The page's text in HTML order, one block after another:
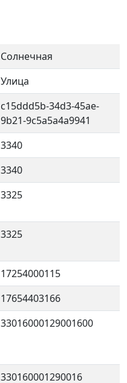
Солнечная
Улица
c15ddd5b-34d3-45ae-
9b21-9c5a5a4a9941
3340
3340
3325
3325
17254000115
17654403166
33016000129001600
330160001290016